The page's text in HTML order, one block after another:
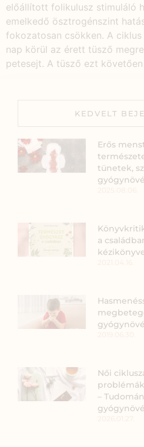
előállított folikulusz stimuláló
emelkedő ösztrogénszint
fokozatosan csökken. A ciklus
nap körül az érett tüsző
petesejt. A tüsző ezt
KEDVELT
Erős
tünetek,
a
Női
–